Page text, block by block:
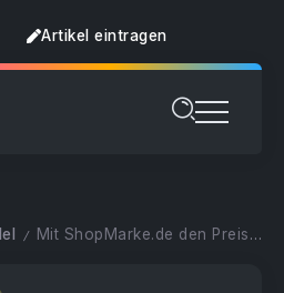
Artikel eintragen
/ Mit ShopMarke.de den Preisevergleichen